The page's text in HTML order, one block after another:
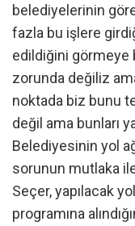
belediyelerinin
fazla bu işlere
edildiğini görmeye
zorunda değiliz
noktada biz bunu
değil ama bunları
Belediyesinin yol
sorunun mutlaka
Seçer, yapılacak
programına